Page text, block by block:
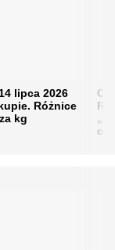
lipca 2026
Różnice
kg